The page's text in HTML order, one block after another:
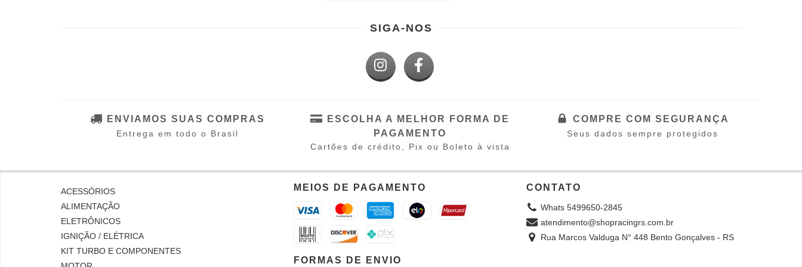
SIGA-NOS
ENVIAMOS SUAS COMPRAS
Entrega em todo o Brasil
ESCOLHA A MELHOR FORMA DE
PAGAMENTO
Cartões de crédito, Pix ou Boleto à vista
COMPRE COM SEGURANÇA
Seus dados sempre protegidos
ACESSÓRIOS
ALIMENTAÇÃO
ELETRÔNICOS
IGNIÇÃO / ELÉTRICA
KIT TURBO E COMPONENTES
MEIOS DE PAGAMENTO
FORMAS DE ENVIO
CONTATO
Whats 5499650-2845
atendimento@shopracingrs.com.br
Rua Marcos Valduga N° 448 Bento Gonçalves - RS